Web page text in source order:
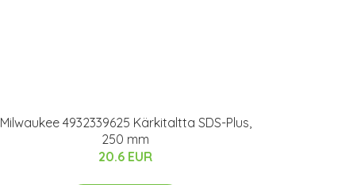
Milwaukee 4932339625 Kärkitaltta SDS-Plus,
250 mm
20.6 EUR